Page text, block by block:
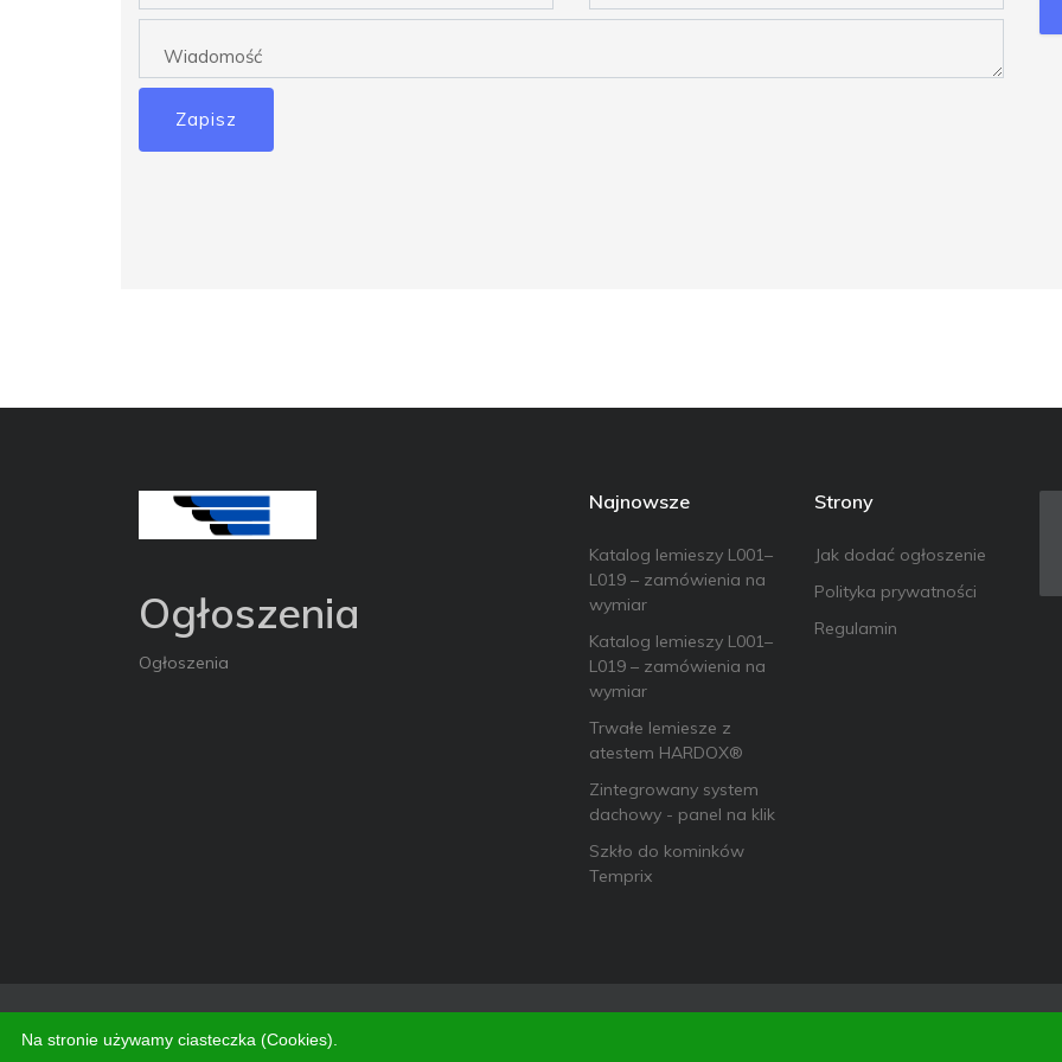
Zapisz
Ogłoszenia
Ogłoszenia
Najnowsze
Katalog lemieszy L001–
L019 – zamówienia na
wymiar
Katalog lemieszy L001–
L019 – zamówienia na
wymiar
Trwałe lemiesze z
atestem HARDOX®
Zintegrowany system
dachowy - panel na klik
Szkło do kominków
Temprix
Strony
Jak dodać ogłoszenie
Polityka prywatności
Regulamin
Na stronie używamy ciasteczka (Cookies).